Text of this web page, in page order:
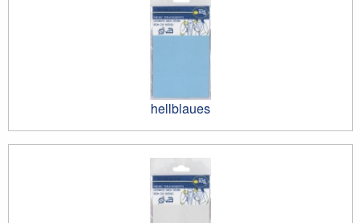
hellblaues